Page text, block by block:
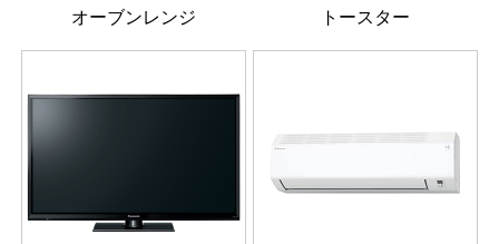
オーブンレンジ トースター